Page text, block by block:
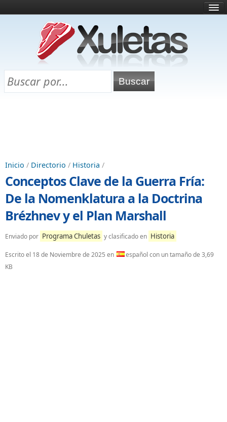
¿Qué es esto?
Directorio
Chuletas para exámenes
Inicio / Directorio / Historia /
Conceptos Clave de la Guerra Fría:
De la Nomenklatura a la Doctrina
Brézhnev y el Plan Marshall
Enviado por Programa Chuletas y clasificado en Historia
Escrito el 18 de Noviembre de 2025 en
español con un tamaño de 3,69
KB